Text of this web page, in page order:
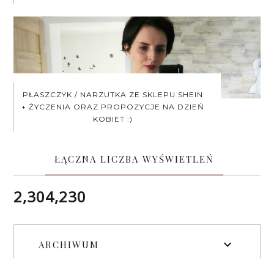
PŁASZCZYK / NARZUTKA ZE SKLEPU SHEIN
+ ŻYCZENIA ORAZ PROPOZYCJE NA DZIEŃ
KOBIET :)
ŁĄCZNA LICZBA WYŚWIETLEŃ
2,304,230
ARCHIWUM